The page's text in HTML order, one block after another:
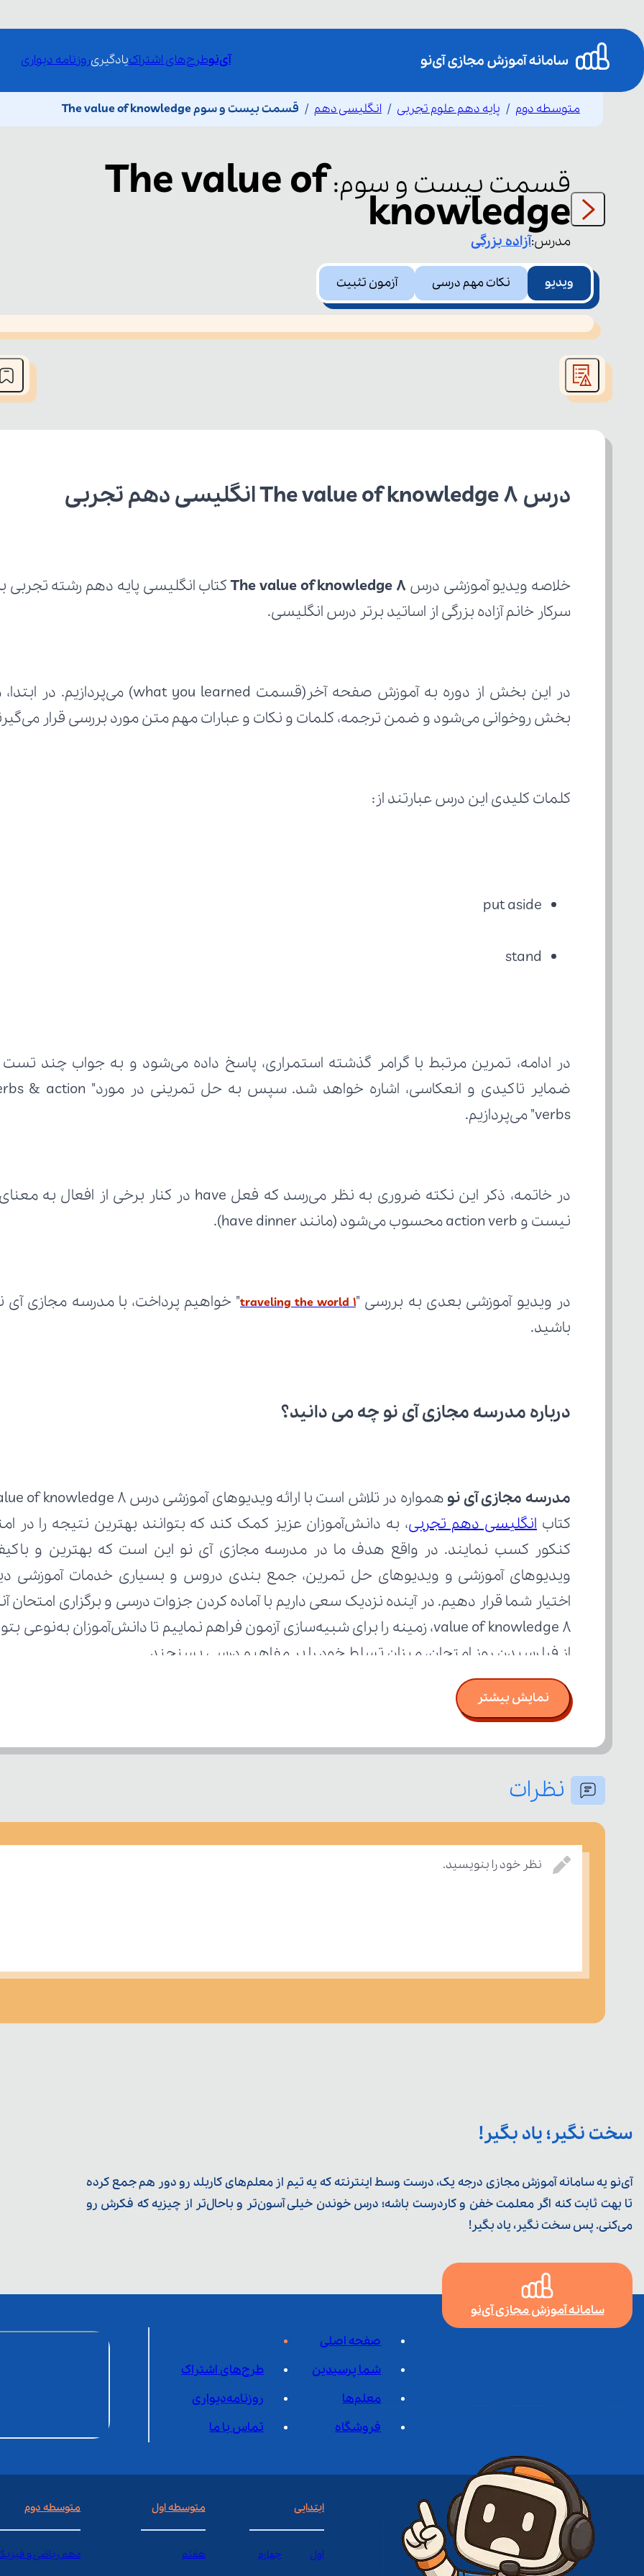
آی‌نوطرح‌های اشتراکیادگیریروزنامه دیواری
متوسطه دوم پایه دهم علوم تجربی انگلیسی دهم قسمت بیست و سوم The value of knowledge
قسمت بیست و سوم:
The value of
knowledge
مدرس:آزادهبزرگی
ویدیو نکات مهم درسی آزمون تثبیت
This
is
window.
درس The value of knowledge 8 انگلیسی دهم تجربی
خلاصه ویدیو آموزشی درس The value of knowledge 8
سرکار خانم آزاده بزرگی از اساتید برتر درس انگلیسی.
بخش روخوانی می‌شود و ضمن ترجمه، کلمات و نکات و عبارات مهم متن مورد بررسی قرار
کلمات کلیدی این درس عبارتند از:
put aside
stand
verbs" می‌پردازیم.
نیست و action verb محسوب می‌شود (مانند have dinner).
در ویدیو آموزشی بعدی به بررسی "traveling the world 1
باشید.
درباره مدرسه مجازی آی نو چه می‌ دانید؟
مدرسه مجازی آی نو
کتاب انگلیسی دهم تجربی
از فرا رسیدن روز امتحان، میزان تسلط خود را بر مفاهیم درسی بسنجند.
نمایش بیشتر
نظرات
نظر خود را بنویسید.
سخت نگیر؛ یاد بگیر!
آی‌نو یه سامانه آموزش مجازی درجه یک، درست وسط اینترنته که یه تیم از معلم‌‌های کاربلد رو دور هم جمع کرده
تا بهت ثابت کنه اگر معلمت خفن و کاردرست باشه؛ درس خوندن خیلی آسون‌تر و باحال‌تر از چیزیه که فکرش رو
می‌کنی. پس سخت نگیر، یاد بگیر!
سامانه آموزش مجازی آی‌نو
صفحه اصلی
شما پرسیدین
طرح‌های اشتراک
معلم‌ها
روزنامه‌دیواری
فروشگاه
تماس با ما
ابتدایی
اول چهارم
متوسطه اول
هفتم
متوسطه دوم
دهم ریاضی و